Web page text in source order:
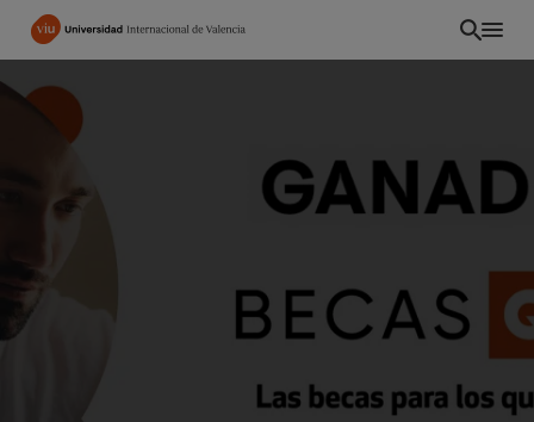
Pasar
principal